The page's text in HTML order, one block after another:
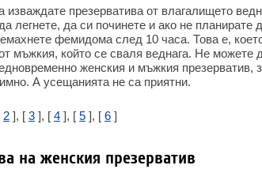
презерватива от влагалището
легнете, да си починете и ако не планирате
фемидома след 10 часа. Това е,
мъжкия, който се сваля веднага. Не можете
женския и мъжкия презерватив,
А усещанията не са приятни.
2 ], [ 3 ], [ 4 ], [ 5 ], [ 6 ]
на женския презерватив